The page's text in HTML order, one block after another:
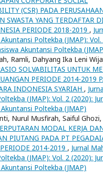
(CSR) PADA
SWASTA YANG TERDAFTAR
PERIODE 2018-2019 ,
Poltekba (JMAP): Vol.
Akuntansi Poltekba
Ramli, Dahyang Ika Leni
SOLVABILITAS UNTUK
PERIODE 2014-2019
INDONESIA SYARIAH ,
(JMAP): Vol. 2 (2020):
Poltekba (JMAP)
Nurul Musfirah, Saiful Ghozi,
MODAL KERJA
PIUTANG PADA PT
2014-2019 , Jurnal
(JMAP): Vol. 2 (2020):
Poltekba (JMAP)